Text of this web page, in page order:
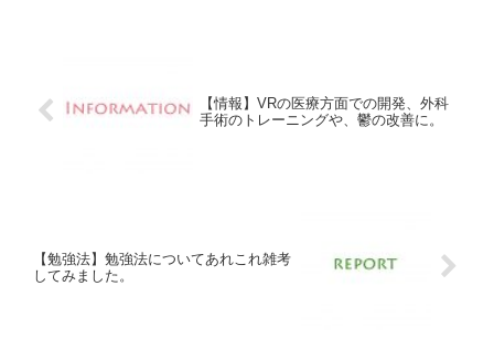
【情報】VRの医療方面での開発、外科
手術のトレーニングや、鬱の改善に。
【勉強法】勉強法についてあれこれ雑考
してみました。